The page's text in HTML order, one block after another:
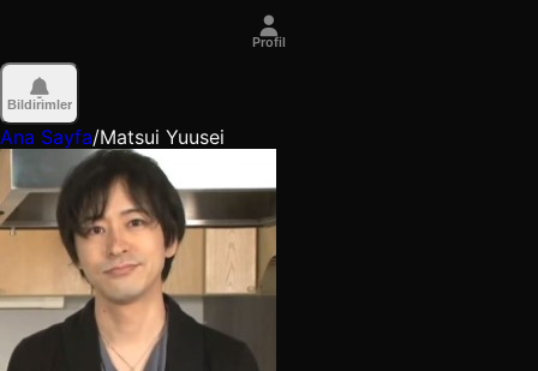
Profil
Bildirimler
Ana Sayfa/Matsui Yuusei